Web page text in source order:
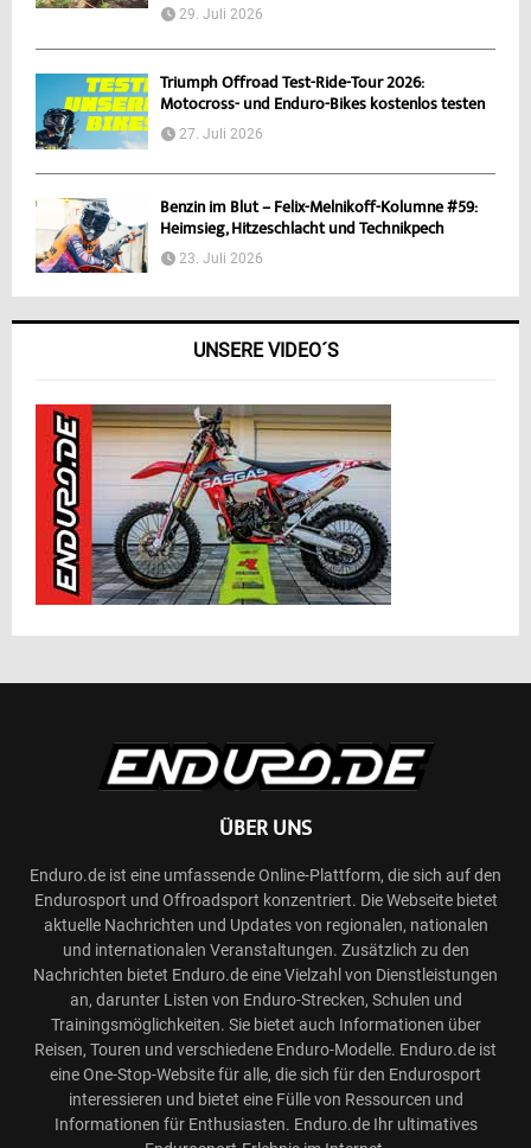
29. Juli 2026
Triumph Offroad Test-Ride-Tour 2026:
Motocross- und Enduro-Bikes kostenlos testen
27. Juli 2026
Benzin im Blut – Felix-Melnikoff-Kolumne #59:
Heimsieg, Hitzeschlacht und Technikpech
23. Juli 2026
UNSERE VIDEO´S
ÜBER UNS
Enduro.de ist eine umfassende Online-Plattform, die sich auf den
Endurosport und Offroadsport konzentriert. Die Webseite bietet
aktuelle Nachrichten und Updates von regionalen, nationalen
und internationalen Veranstaltungen. Zusätzlich zu den
Nachrichten bietet Enduro.de eine Vielzahl von Dienstleistungen
an, darunter Listen von Enduro-Strecken, Schulen und
Trainingsmöglichkeiten. Sie bietet auch Informationen über
Reisen, Touren und verschiedene Enduro-Modelle. Enduro.de ist
eine One-Stop-Website für alle, die sich für den Endurosport
interessieren und bietet eine Fülle von Ressourcen und
Informationen für Enthusiasten. Enduro.de Ihr ultimatives